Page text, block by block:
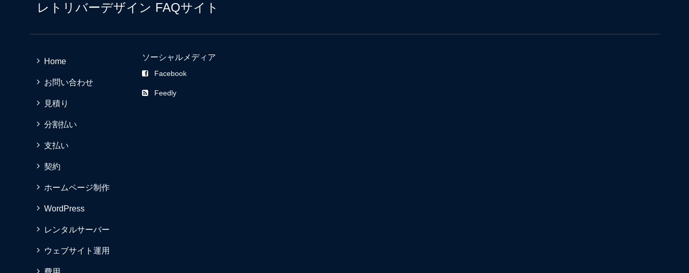
レトリバーデザイン FAQサイト
Home
お問い合わせ
見積り
分割払い
支払い
契約
ホームページ制作
WordPress
レンタルサーバー
ウェブサイト運用
ソーシャルメディア
Facebook
Feedly